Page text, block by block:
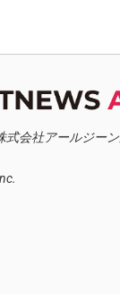
式会社アールジーン